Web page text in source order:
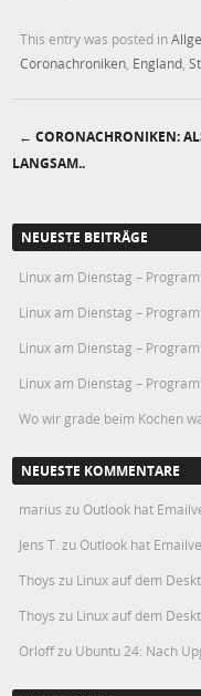
This entry was posted in
Coronachroniken England ,
Post
← CORONACHRONIKEN:
LANGSAM..
NEUESTE BEITRÄGE
Linux am Dienstag –
Linux am Dienstag –
Linux am Dienstag –
Linux am Dienstag –
Wo wir grade beim Kochen
NEUESTE KOMMENTARE
marius zu Outlook hat
Jens T. zu Outlook hat
Thoys zu Linux auf dem
Thoys zu Linux auf dem
Orloffzu Ubuntu 24: Nach